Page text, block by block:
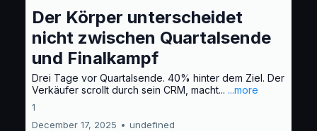
Der Körper unterscheidet
nicht zwischen Quartalsende
und Finalkampf
Drei Tage vor Quartalsende. 40% hinter dem Ziel. Der
Verkäufer scrollt durch sein CRM, macht... ...more
1
December 17, 2025 • undefined